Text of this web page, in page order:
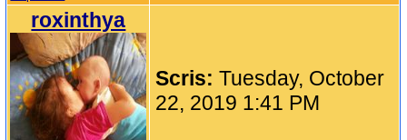
roxinthya
Scris:Tuesday, October
22, 2019 1:41 PM